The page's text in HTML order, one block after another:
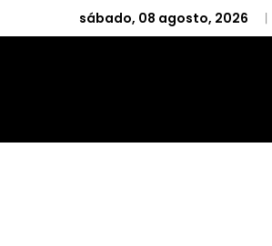
sábado, 08 agosto, 2026